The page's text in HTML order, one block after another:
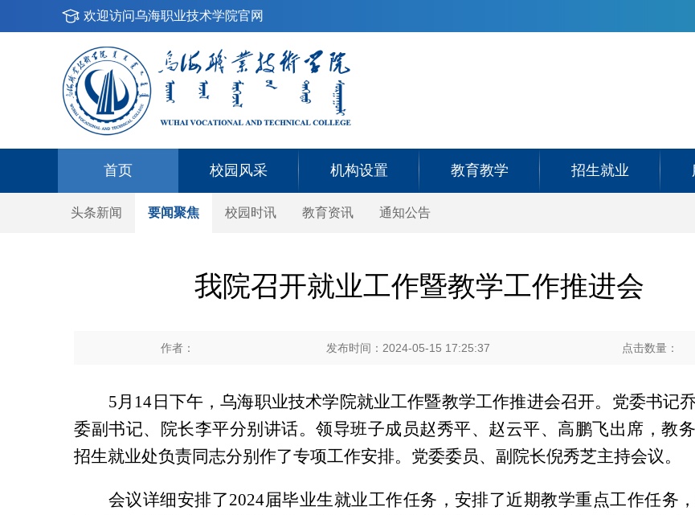
欢迎访问乌海职业技术学院官网
首页 校园风采 机构设置 教育教学 招生就业
头条新闻 要闻聚焦 校园时讯 教育资讯 通知公告
我院召开就业工作暨教学工作推进会
作者： 发布时间：2024-05-15 17:25:37 点击数量：
5月14日下午，乌海职业技术学院就业工作暨教学工作推进会召开。党委书记
委副书记、院长李平分别讲话。领导班子成员赵秀平、赵云平、高鹏飞出席，教务
招生就业处负责同志分别作了专项工作安排。 党委委员、副院长倪秀芝主持会议。
会议详细安排了2024届毕业生就业工作任务，安排了近期教学重点工作任务